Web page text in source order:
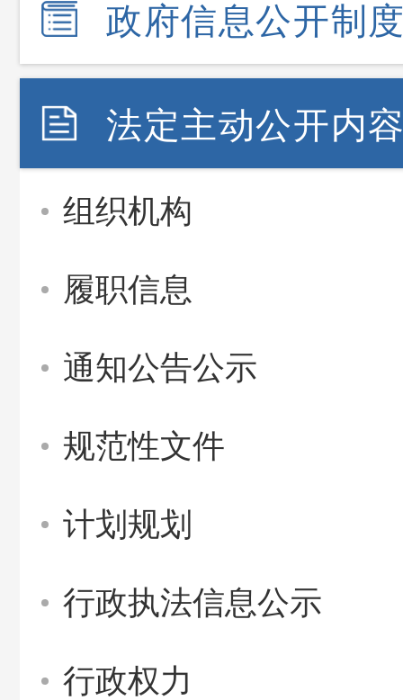
政府信息公开制
法定主动公开内
组织机构
履职信息
通知公告公示
规范性文件
计划规划
行政执法信息公示
行政权力